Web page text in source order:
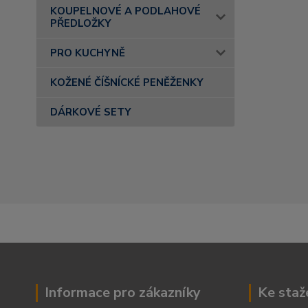
KOUPELNOVÉ A PODLAHOVÉ
PŘEDLOŽKY
PRO KUCHYNĚ
KOŽENÉ ČÍŠNÍCKÉ PENĚŽENKY
DÁRKOVÉ SETY
Informace pro zákazníky Ke